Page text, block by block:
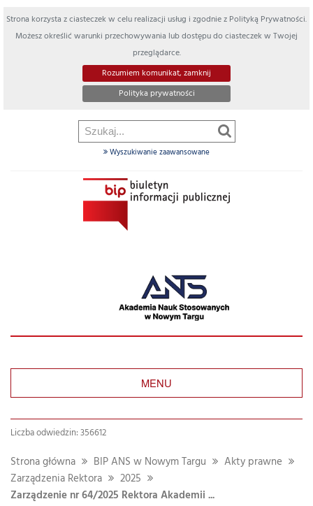
Strona korzysta z ciasteczek w celu realizacji usług i zgodnie z Polityką Prywatności.
Możesz określić warunki przechowywania lub dostępu do ciasteczek w Twojej
przeglądarce.
Rozumiem komunikat, zamknij
Polityka prywatności
Wyszukiwanie zaawansowane
MENU
Liczba odwiedzin: 356612
Strona główna BIP ANS w Nowym Targu
Akty prawne
Zarządzenia Rektora
2025
Zarządzenie nr 64/2025 Rektora Akademii ...